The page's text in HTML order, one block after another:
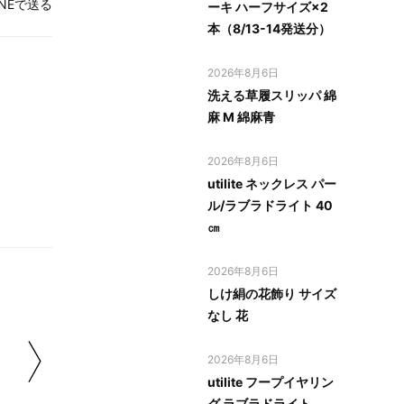
で送る
ーキ ハーフサイズ×2
本（8/13-14発送分）
2026年8月6日
洗える草履スリッパ 綿
麻 M 綿麻青
2026年8月6日
utilite ネックレス パー
ル/ラブラドライト 40
㎝
2026年8月6日
しけ絹の花飾り サイズ
なし 花
2026年8月6日
utilite フープイヤリン